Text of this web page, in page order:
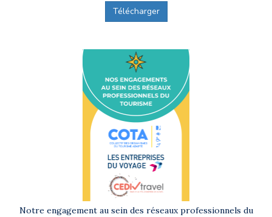
Télécharger
Notre engagement au sein des réseaux professionnels du